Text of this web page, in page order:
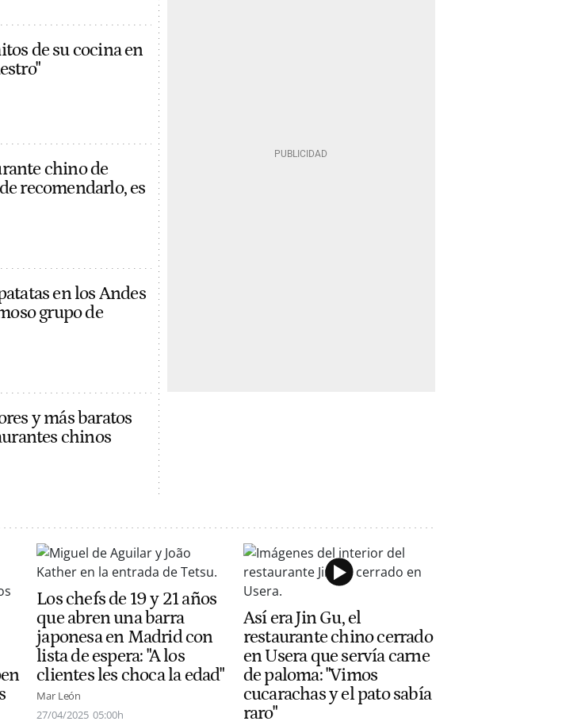
de su cocina en
chino de
recomendarlo, es
en los Andes
grupo de
y más baratos
chinos
Los chefs de 19 y 21 años
que abren una barra
japonesa en Madrid con
lista de espera: "A los
clientes les choca la edad"
Mar León
27/04/2025 05:00h
Así era Jin Gu, el
restaurante chino cerrado
en Usera que servía carne
de paloma: "Vimos
cucarachas y el pato sabía
raro"